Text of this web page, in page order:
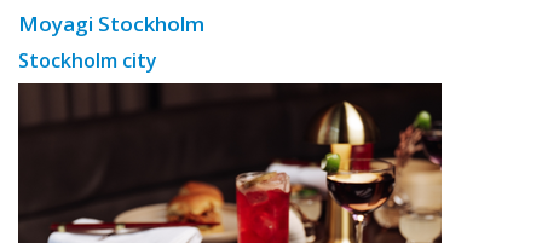
Moyagi Stockholm
Stockholm city